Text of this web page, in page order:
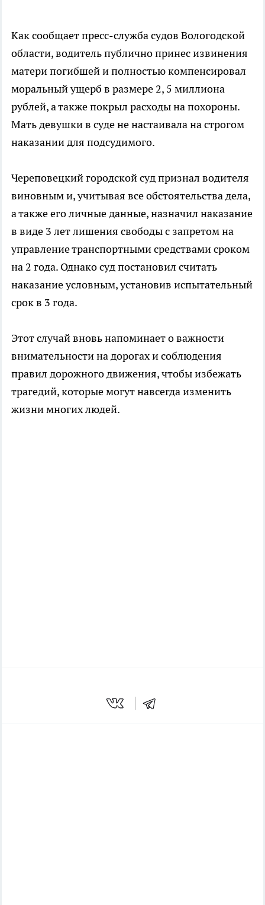
Как сообщает пресс-служба судов Вологодской
области, водитель публично принес извинения
матери погибшей и полностью компенсировал
моральный ущерб в размере 2, 5 миллиона
рублей, а также покрыл расходы на похороны.
Мать девушки в суде не настаивала на строгом
наказании для подсудимого.
Череповецкий городской суд признал водителя
виновным и, учитывая все обстоятельства дела,
а также его личные данные, назначил наказание
в виде 3 лет лишения свободы с запретом на
управление транспортными средствами сроком
на 2 года. Однако суд постановил считать
наказание условным, установив испытательный
срок в 3 года.
Этот случай вновь напоминает о важности
внимательности на дорогах и соблюдения
правил дорожного движения, чтобы избежать
трагедий, которые могут навсегда изменить
жизни многих людей.